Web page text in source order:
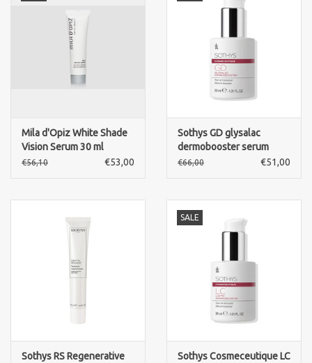
Mila d'Opiz White Shade
Vision Serum 30 ml
€56,10 €53,00
Sothys GD glysalac
dermobooster serum
Booster
€66,00 €51,00
Sothys RS Regenerative
SALE
Sothys Cosmeceutique LC